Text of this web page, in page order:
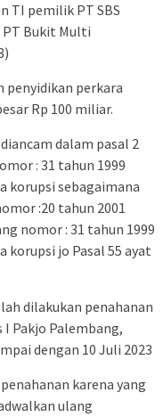
TI pemilik PT SBS
PT Bukit Multi
penyidikan perkara
Rp 100 miliar.
dalam pasal 2
: 31 tahun 1999
korupsi sebagaimana
:20 tahun 2001
nomor : 31 tahun 1999
jo Pasal 55 ayat
dilakukan penahanan
I Pakjo Palembang,
dengan 10 Juli 2023
karena yang
ulang